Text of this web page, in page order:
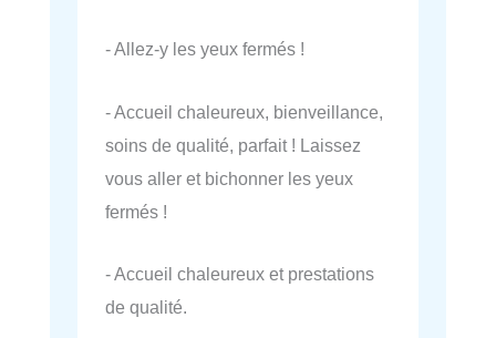
- Allez-y les yeux fermés !
- Accueil chaleureux, bienveillance,
soins de qualité, parfait ! Laissez
vous aller et bichonner les yeux
fermés !
- Accueil chaleureux et prestations
de qualité.